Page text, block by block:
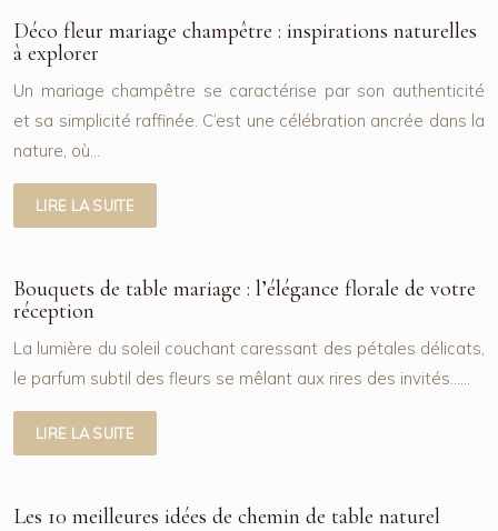
Déco fleur mariage champêtre : inspirations naturelles
à explorer
Un mariage champêtre se caractérise par son authenticité
et sa simplicité raffinée. C’est une célébration ancrée dans la
nature, où…
LIRE LA SUITE
Bouquets de table mariage : l’élégance florale de votre
réception
La lumière du soleil couchant caressant des pétales délicats,
le parfum subtil des fleurs se mêlant aux rires des invités……
LIRE LA SUITE
Les 10 meilleures idées de chemin de table naturel